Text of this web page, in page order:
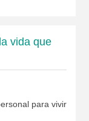
vida que
para vivir